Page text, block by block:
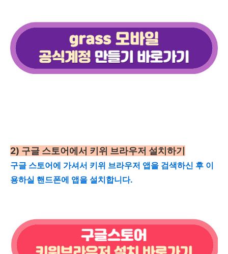
2) 구글 스토어에서 키위 브라우저 설치하기
구글 스토어에 가셔서 키위 브라우저 앱을 검색하신 후 이
용하실 핸드폰에 앱을 설치합니다.